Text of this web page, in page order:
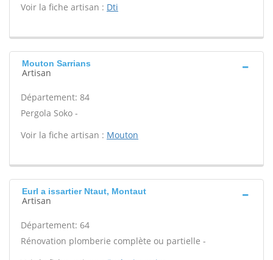
Voir la fiche artisan : Dti
Mouton Sarrians
Artisan
Département: 84
Pergola Soko -
Voir la fiche artisan : Mouton
Eurl a issartier Ntaut, Montaut
Artisan
Département: 64
Rénovation plomberie complète ou partielle -